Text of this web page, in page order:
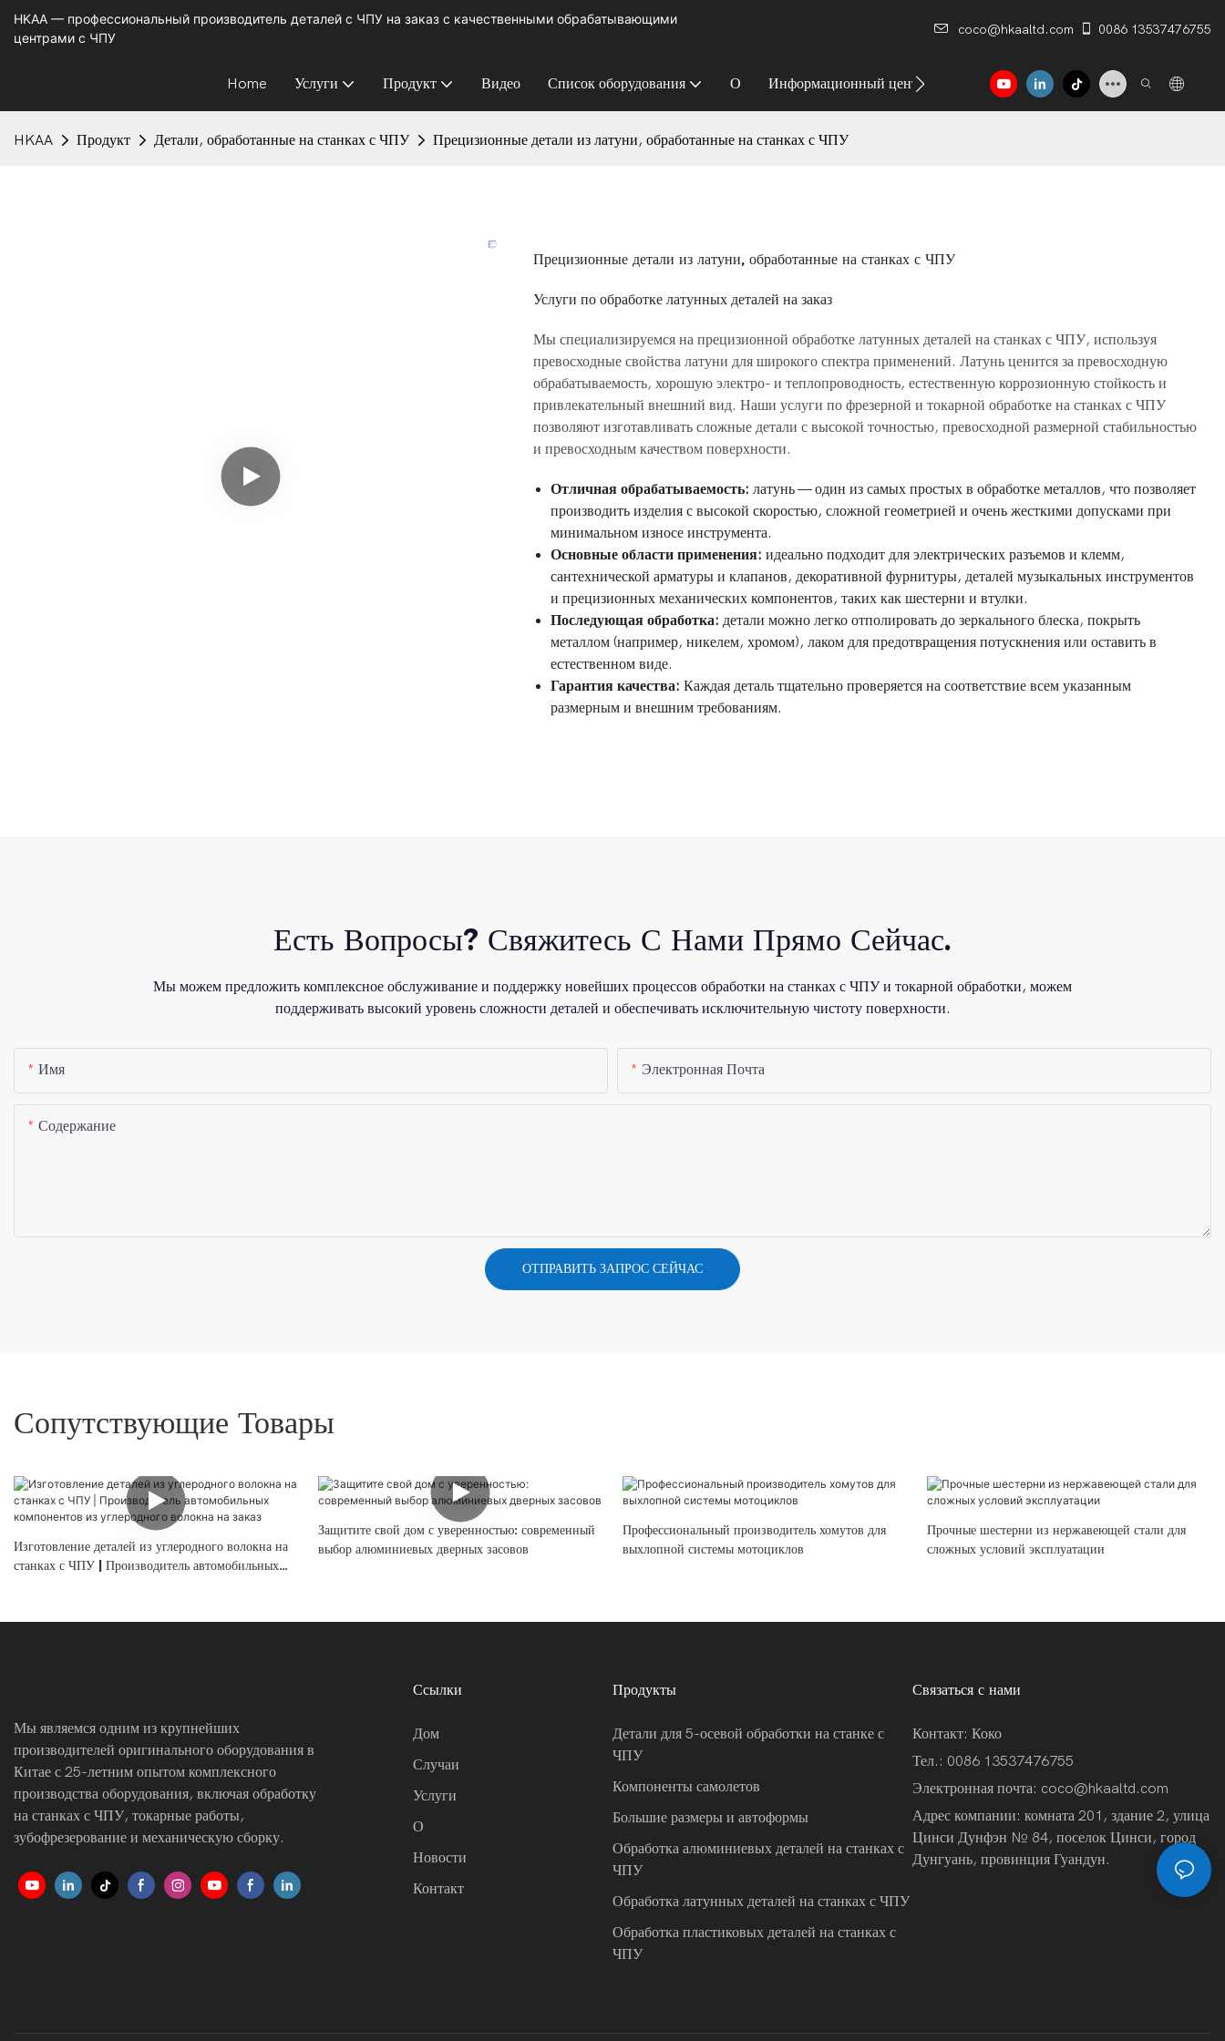
HKAA — профессиональный производитель деталей с ЧПУ на заказ с качественными обрабатывающими
центрами с ЧПУ
coco@hkaaltd.com 0086 13537476755
Home Услуги Продукт Видео Список оборудования О Информационный центр Контакт
HKAA Продукт Детали, обработанные на станках с ЧПУ Прецизионные детали из латуни, обработанные на станках с ЧПУ
Прецизионные детали из латуни, обработанные на станках с ЧПУ
Услуги по обработке латунных деталей на заказ
Мы специализируемся на прецизионной обработке латунных деталей на станках с ЧПУ, используя
превосходные свойства латуни для широкого спектра применений. Латунь ценится за превосходную
обрабатываемость, хорошую электро- и теплопроводность, естественную коррозионную стойкость и
привлекательный внешний вид. Наши услуги по фрезерной и токарной обработке на станках с ЧПУ
позволяют изготавливать сложные детали с высокой точностью, превосходной размерной стабильностью
и превосходным качеством поверхности.
Отличная обрабатываемость: латунь — один из самых простых в обработке металлов, что позволяет
производить изделия с высокой скоростью, сложной геометрией и очень жесткими допусками при
минимальном износе инструмента.
Основные области применения: идеально подходит для электрических разъемов и клемм,
сантехнической арматуры и клапанов, декоративной фурнитуры, деталей музыкальных инструментов
и прецизионных механических компонентов, таких как шестерни и втулки.
Последующая обработка: детали можно легко отполировать до зеркального блеска, покрыть
металлом (например, никелем, хромом), лаком для предотвращения потускнения или оставить в
естественном виде.
Гарантия качества: Каждая деталь тщательно проверяется на соответствие всем указанным
размерным и внешним требованиям.
Есть Вопросы? Свяжитесь С Нами Прямо Сейчас.
Мы можем предложить комплексное обслуживание и поддержку новейших процессов обработки на станках с ЧПУ и токарной обработки, можем
поддерживать высокий уровень сложности деталей и обеспечивать исключительную чистоту поверхности.
Имя Электронная Почта
Содержание
ОТПРАВИТЬ ЗАПРОС СЕЙЧАС
Сопутствующие Товары
Изготовление деталей из углеродного волокна на
станках с ЧПУ | Производитель автомобильных
Защитите свой дом с уверенностью: современный
выбор алюминиевых дверных засовов
Профессиональный производитель хомутов для
выхлопной системы мотоциклов
Прочные шестерни из нержавеющей стали для
сложных условий эксплуатации
Мы являемся одним из крупнейших
производителей оригинального оборудования в
Китае с 25-летним опытом комплексного
производства оборудования, включая обработку
на станках с ЧПУ, токарные работы,
зубофрезерование и механическую сборку.
Ссылки
Дом
Случаи
Услуги
О
Новости
Контакт
Продукты
Детали для 5-осевой обработки на станке с
ЧПУ
Компоненты самолетов
Большие размеры и автоформы
Обработка алюминиевых деталей на станках с
ЧПУ
Обработка латунных деталей на станках с ЧПУ
Обработка пластиковых деталей на станках с
ЧПУ
Связаться с нами
Контакт: Коко
Тел.: 0086 13537476755
Электронная почта: coco@hkaaltd.com
Адрес компании: комната 201, здание 2, улица
Цинси Дунфэн № 84, поселок Цинси, город
Дунгуань, провинция Гуандун.